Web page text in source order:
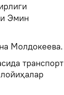
Эмин
Молдокеева.
транспорт